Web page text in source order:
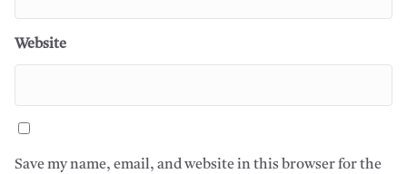
Website
Save my name, email, and website in this browser for the